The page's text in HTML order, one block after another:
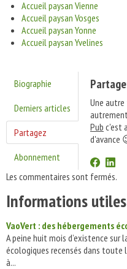
Accueil paysan Vienne
Accueil paysan Vosges
Accueil paysan Yonne
Accueil paysan Yvelines
Biographie
Derniers articles
Partagez
Abonnement
Une
Pub c'est
d'avance
Les commentaires sont fermés.
Informations
VaoVert : des hébergements
A peine huit mois d’existence
écologiques recensés dans toute
à...